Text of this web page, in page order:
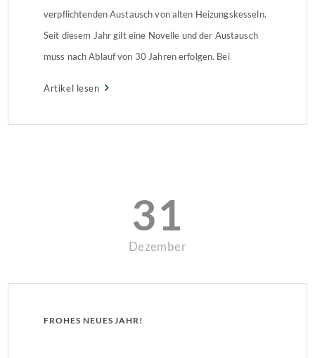
verpflichtenden Austausch von alten Heizungskesseln.
Seit diesem Jahr gilt eine Novelle und der Austausch
muss nach Ablauf von 30 Jahren erfolgen. Bei
Artikel lesen
31
Dezember
FROHES NEUES JAHR!